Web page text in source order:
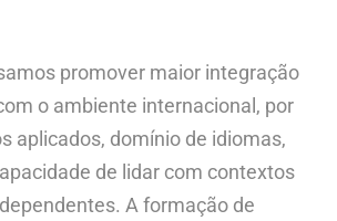
promover maior integração
o ambiente internacional, por
aplicados, domínio de idiomas,
de lidar com contextos
A formação de